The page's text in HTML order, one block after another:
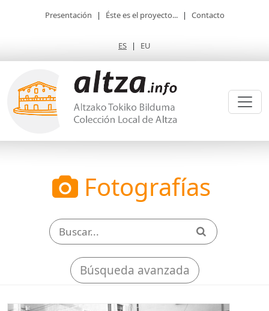
Presentación | Éste es el proyecto... | Contacto
ES | EU
Fotografías
Búsqueda avanzada